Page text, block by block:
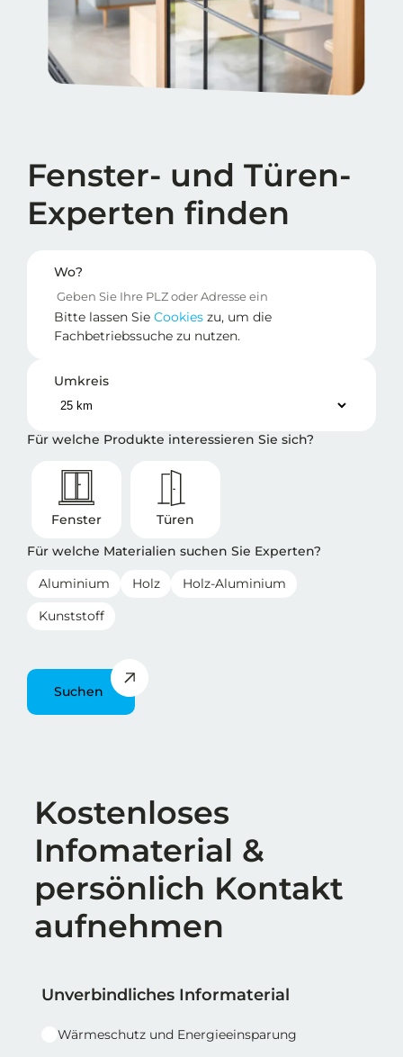
Fenster- und Türen-
Experten finden
Wo?
Bitte lassen Sie Cookies zu, um die
Fachbetriebssuche zu nutzen.
Umkreis
Für welche Produkte interessieren Sie sich?
Fenster
Türen
Für welche Materialien suchen Sie Experten?
Aluminium Holz
Holz-Aluminium
Kunststoff
Suchen
Überschrift
Kostenloses
Infomaterial &
persönlich Kontakt
aufnehmen
Reihe 1
Reihe 1 | Spalte 1
Unverbindliches Informaterial
Wärmeschutz und Energieeinsparung